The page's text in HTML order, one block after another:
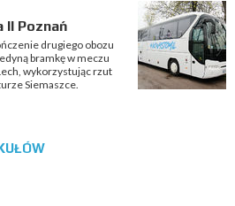
II Poznań
drugiego obozu
bramkę w meczu
wykorzystując rzut
Siemaszce.